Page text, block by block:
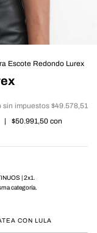
Escote Redondo Lurex
sin impuestos $49.578,51
| $50.991,50 con
| 2x1.
categoría.
CON LULA